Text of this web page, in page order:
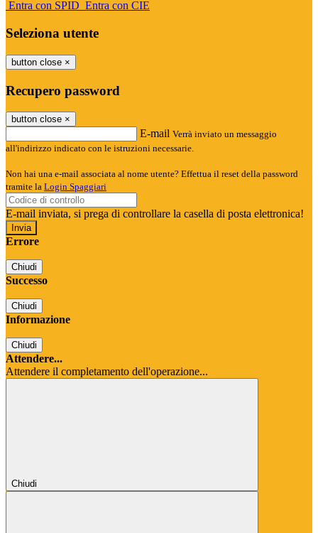
Entra con SPID Entra con CIE
Seleziona utente
button close ×
Recupero password
button close ×
E-mail Verrà inviato un messaggio
all'indirizzo indicato con le istruzioni necessarie.
Non hai una e-mail associata al nome utente? Effettua il reset della password
tramite la Login Spaggiari
E-mail inviata, si prega di controllare la casella di posta elettronica!
Errore
Chiudi
Successo
Chiudi
Informazione
Chiudi
Attendere...
Attendere il completamento dell'operazione...
Chiudi